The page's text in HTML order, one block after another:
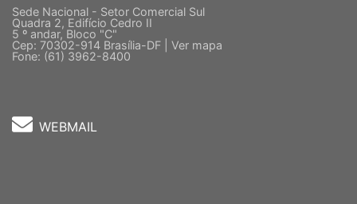
Sede Nacional - Setor Comercial Sul
Quadra 2, Edifício Cedro II
5 º andar, Bloco "C"
Cep: 70302-914 Brasília-DF | Ver mapa
Fone: (61) 3962-8400
WEBMAIL